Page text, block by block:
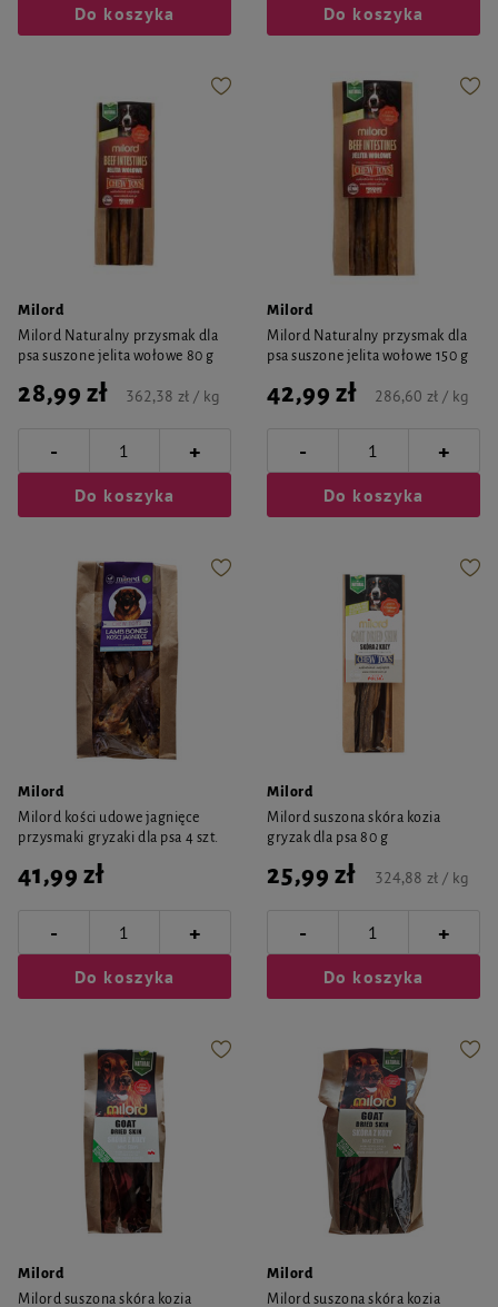
Do koszyka Do koszyka
Milord
Milord Naturalny przysmak dla
psa suszone jelita wołowe 80 g
28,99 zł 362,38 zł / kg
- +
Do koszyka
Milord
Milord Naturalny przysmak dla
psa suszone jelita wołowe 150 g
42,99 zł 286,60 zł / kg
- +
Do koszyka
Milord
Milord kości udowe jagnięce
przysmaki gryzaki dla psa 4 szt.
41,99 zł
- +
Do koszyka
Milord
Milord suszona skóra kozia
gryzak dla psa 80 g
25,99 zł 324,88 zł / kg
- +
Do koszyka
Milord
Milord suszona skóra kozia
Milord
Milord suszona skóra kozia